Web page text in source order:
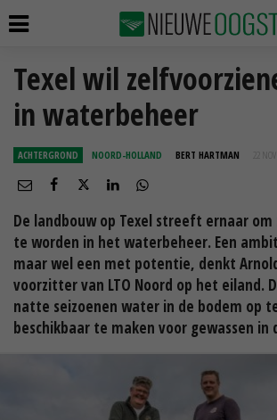
Texel wil
in waterbeheer
ACHTERGROND NOORD-HOLLAND BERT HARTMAN 22
De landbouw op Texel streeft ernaar
te worden in het waterbeheer. Een
maar wel een met potentie, denkt
voorzitter van LTO Noord op het eiland.
natte seizoenen water in de bodem op
beschikbaar te maken voor gewassen in